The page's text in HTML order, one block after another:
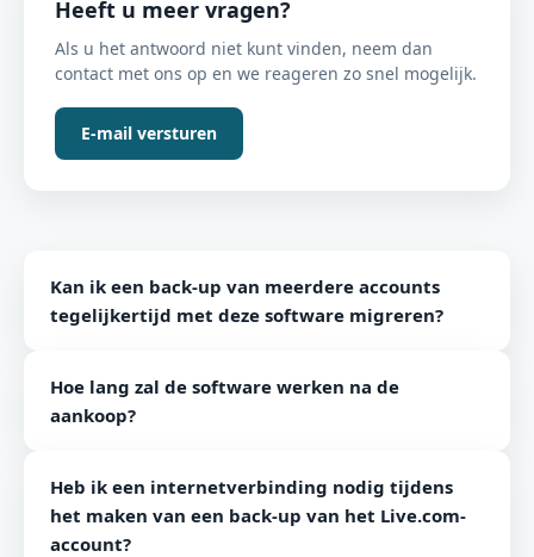
Heeft u meer vragen?
Als u het antwoord niet kunt vinden, neem dan
contact met ons op en we reageren zo snel mogelijk.
E-mail versturen
Kan ik een back-up van meerdere accounts
tegelijkertijd met deze software migreren?
van één Live.com-account.
Hoe lang zal de software werken na de
aankoop?
aangeschaft.
Heb ik een internetverbinding nodig tijdens
het maken van een back-up van het Live.com-
account?